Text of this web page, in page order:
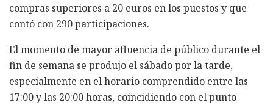
compras superiores a 20 euros en los puestos y que
contó con 290 participaciones.
El momento de mayor afluencia de público durante el
fin de semana se produjo el sábado por la tarde,
especialmente en el horario comprendido entre las
17:00 y las 20:00 horas, coincidiendo con el punto